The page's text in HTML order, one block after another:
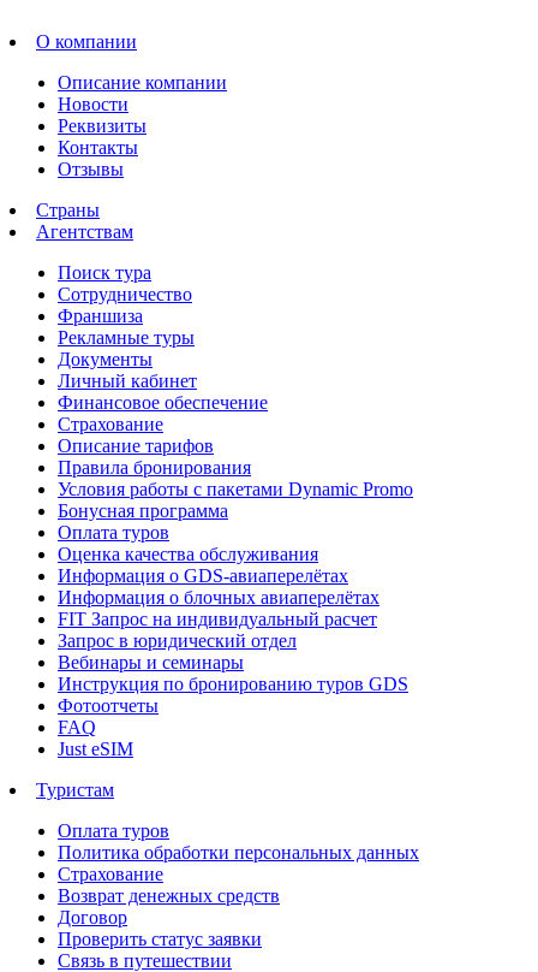
О компании
Описание компании
Новости
Реквизиты
Контакты
Отзывы
Страны
Агентствам
Поиск тура
Сотрудничество
Франшиза
Рекламные туры
Документы
Личный кабинет
Финансовое обеспечение
Страхование
Описание тарифов
Правила бронирования
Условия работы с пакетами Dynamic Promo
Бонусная программа
Оплата туров
Оценка качества обслуживания
Информация о GDS-авиаперелётах
Информация о блочных авиаперелётах
FIT Запрос на индивидуальный расчет
Запрос в юридический отдел
Вебинары и семинары
Инструкция по бронированию туров GDS
Фотоотчеты
FAQ
Just eSIM
Туристам
Оплата туров
Политика обработки персональных данных
Страхование
Возврат денежных средств
Договор
Проверить статус заявки
Связь в путешествии